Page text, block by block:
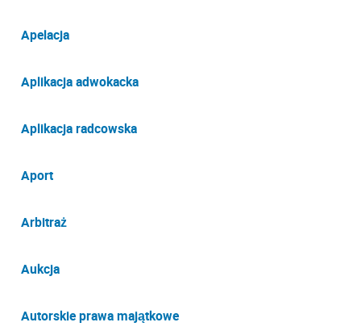
Apelacja
Aplikacja adwokacka
Aplikacja radcowska
Aport
Arbitraż
Aukcja
Autorskie prawa majątkowe